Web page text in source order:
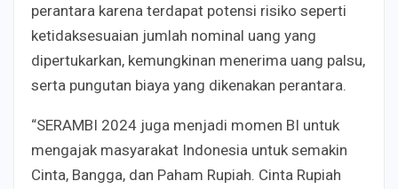
perantara karena terdapat potensi risiko seperti
ketidaksesuaian jumlah nominal uang yang
dipertukarkan, kemungkinan menerima uang palsu,
serta pungutan biaya yang dikenakan perantara.
“SERAMBI 2024 juga menjadi momen BI untuk
mengajak masyarakat Indonesia untuk semakin
Cinta, Bangga, dan Paham Rupiah. Cinta Rupiah